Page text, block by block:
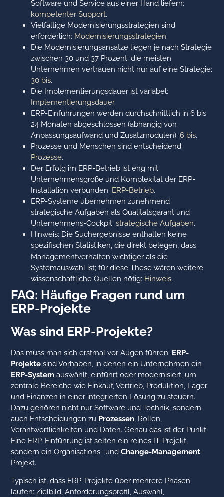
Software und Service aus einer Hand liefern:
kompetenter Support.
Vielfältige Modernisierungsstrategien sind
erforderlich: Modernisierungsstrategien.
Die Modernisierungsansätze liegen je nach Strategie
zwischen 30 und 37 Prozent; die meisten
Unternehmen vertrauen nicht nur auf eine Strategie:
30 bis.
Die Implementierungsdauer ist variabel:
Implementierungsdauer.
ERP-Einführungen werden durchschnittlich in 6 bis
24 Monaten abgeschlossen (abhängig von
Anpassungsaufwand und Zusatzmodulen):6 bis.
Prozesse und Menschen sind entscheidend:
Prozesse.
Der Erfolg im ERP-Betrieb ist eng mit
Unternehmensgröße und Komplexität der ERP-
Installation verbunden: ERP-Betrieb.
ERP-Systeme übernehmen zunehmend
strategische Aufgaben als Qualitätsgarant und
Unternehmens-Cockpit:strategische Aufgaben.
Hinweis: Die Suchergebnisse enthalten keine
spezifischen Statistiken, die direkt belegen, dass
Managementverhalten wichtiger als die
Systemauswahl ist; für diese These wären weitere
wissenschaftliche Quellen nötig: Hinweis.
FAQ: Häufige Fragen rund um
ERP-Projekte
Was sind ERP-Projekte?
Das muss man sich erstmal vor Augen führen: ERP-
Projekte sind Vorhaben, in denen ein Unternehmen ein
ERP-System auswählt, einführt oder modernisiert, um
zentrale Bereiche wie Einkauf, Vertrieb, Produktion, Lager
und Finanzen in einer integrierten Lösung zu steuern.
Dazu gehören nicht nur Software und Technik, sondern
auch Entscheidungen zu Prozessen , Rollen,
Verantwortlichkeiten und Daten. Genau das ist der Punkt:
Eine ERP-Einführung ist selten ein reines IT-Projekt,
sondern ein Organisations- undChange-Management-
Projekt.
Typisch ist, dass ERP-Projekte über mehrere Phasen
laufen: Zielbild, Anforderungsprofil, Auswahl,